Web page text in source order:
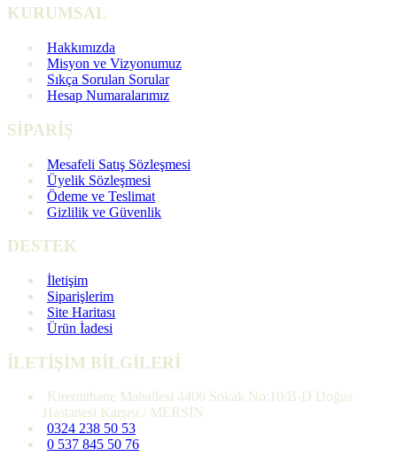
KURUMSAL
Hakkımızda
Misyon ve Vizyonumuz
Sıkça Sorulan Sorular
Hesap Numaralarımız
SİPARİŞ
Mesafeli Satış Sözleşmesi
Üyelik Sözleşmesi
Ödeme ve Teslimat
Gizlilik ve Güvenlik
DESTEK
İletişim
Siparişlerim
Site Haritası
Ürün İadesi
İLETİŞİM BİLGİLERİ
Kiremithane Mahallesi 4406 Sokak No:10/B-D Doğus
Hastanesi Karşısı / MERSİN
0324 238 50 53
0 537 845 50 76